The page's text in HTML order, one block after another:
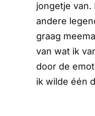
jongetje van.
andere
graag
van wat ik
door de
ik wilde één